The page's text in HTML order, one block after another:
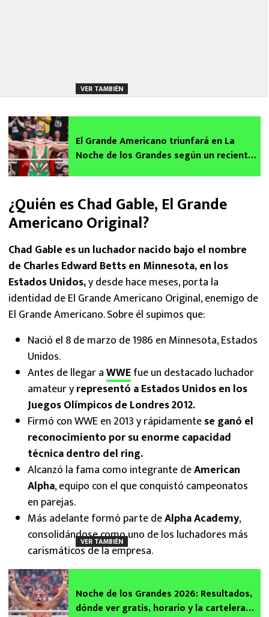
VER TAMBIÉN
El Grande Americano triunfará en La
Noche de los Grandes según un reciente
¿Quién es Chad Gable, El Grande
Americano Original?
Chad Gable es un luchador nacido bajo el nombre
de Charles Edward Betts en Minnesota, en los
Estados Unidos,y desde hace meses, porta la
identidad de El Grande Americano Original, enemigo de
El Grande Americano. Sobre él supimos que:
Nació el 8 de marzo de 1986 en Minnesota, Estados
Unidos.
Antes de llegar aWWEfue un destacado luchador
amateur yrepresentó a Estados Unidos en los
Juegos Olímpicos de Londres 2012.
Firmó con WWE en 2013 y rápidamentese ganó el
reconocimiento por su enorme capacidad
técnica dentro del ring.
Alcanzó la fama como integrante deAmerican
Alpha, equipo con el que conquistó campeonatos
en parejas.
Más adelante formó parte deAlpha Academy,
consolidándose como uno de los luchadores más
carismáticos de la empresa.
VER TAMBIÉN
Noche de los Grandes 2026: Resultados,
dónde ver gratis, horario y la cartelera